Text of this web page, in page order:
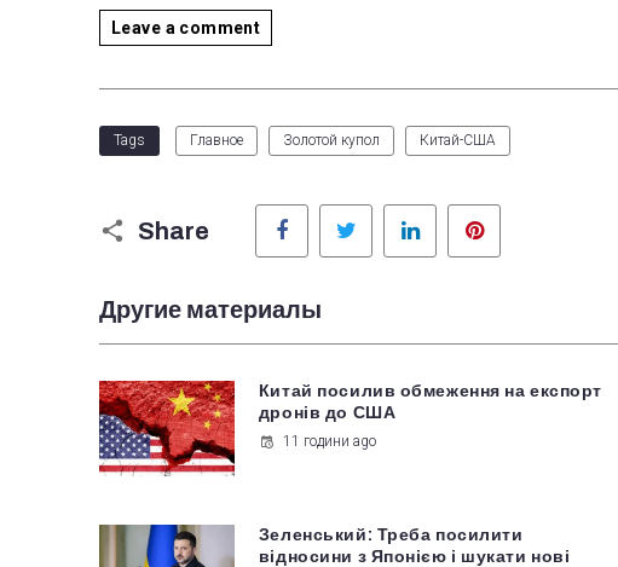
Leave a comment
Tags Главное Золотой купол Китай-США
Share
Facebook Twitter LinkedIn
Другие материалы
Китай посилив обмеження на експорт
дронів до США
11 години ago
Зеленський: Треба посилити
відносини з Японією і шукати нові